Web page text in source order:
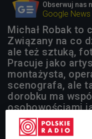
Obserwuj nas
Google News
Michał Robak to
Związany na co
ale też sztuką,
Pracuje jako
montażysta,
scenografa, ale
dorobku ma
osobowościami
Śląska.